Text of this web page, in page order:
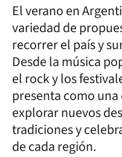
El verano en
variedad de
recorrer el país y
Desde la música
el rock y los
presenta como
explorar nuevos
tradiciones y
de cada región.